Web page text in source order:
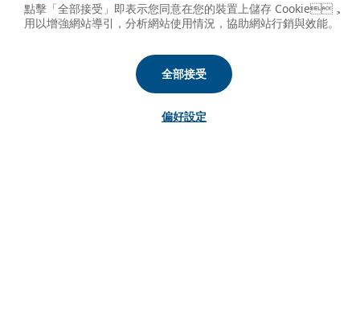
點擊「全部接受」即表示您同意在您的裝置上儲存 Cookie，
用以增強網站導引，分析網站使用情況，協助網站行銷與效能。
全部接受
偏好設定